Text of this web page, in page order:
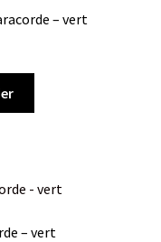
– vert
– vert